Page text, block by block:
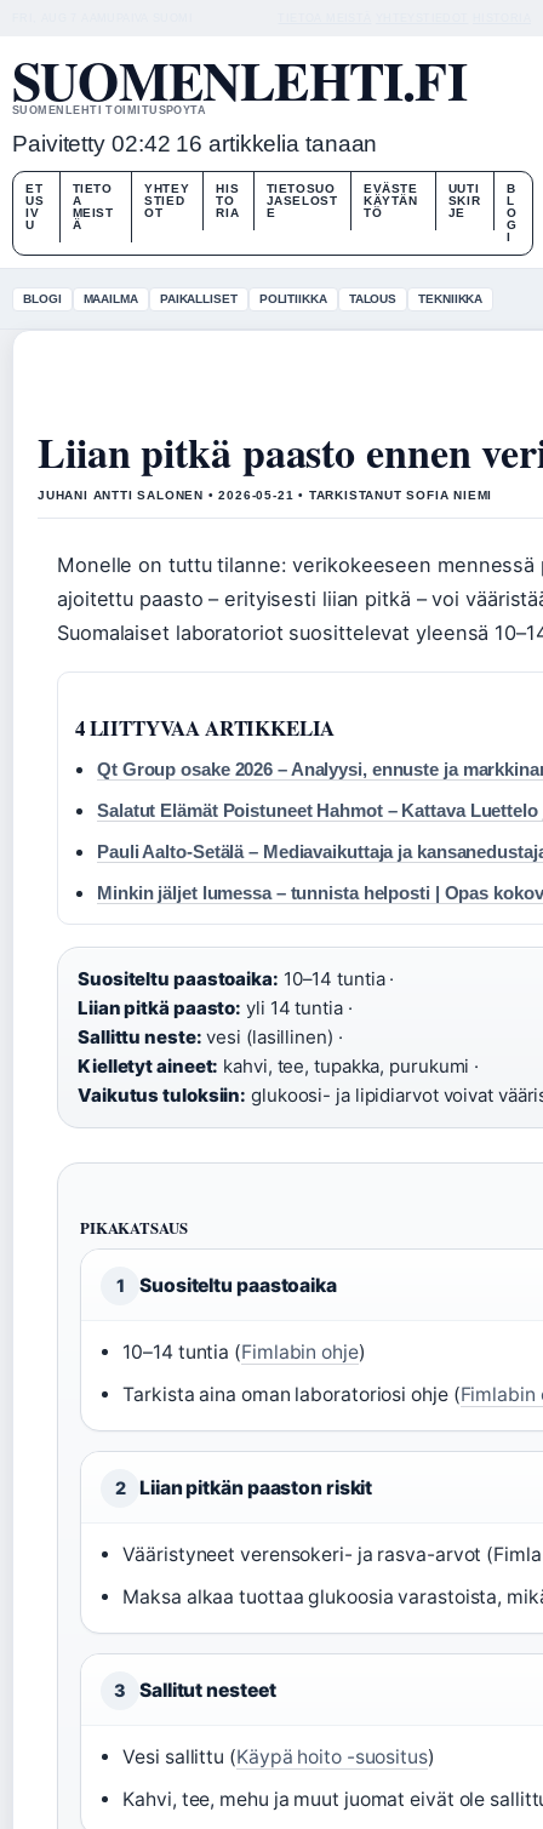
SUOMENLEHTI.FI
SUOMENLEHTI TOIMITUSPOYTA
Paivitetty 02:42 16 artikkelia tanaan
ET
US
IV
U
TIETO
A
MEIST
Ä
YHTEY
STIED
OT
HIS
TO
RIA
TIETOSUO
JASELOST
E
EVÄSTE
KÄYTÄN
TÖ
UUTI
SKIR
JE
B
L
O
G
I
BLOGI MAAILMA PAIKALLISET POLITIIKKA TALOUS TEKNIIKKA
Liian pitkä paasto ennen
JUHANI ANTTI SALONEN • 2026-05-21 • TARKISTANUT SOFIA NIEMI
Monelle on tuttu tilanne: verikokeeseen
ajoitettu paasto – erityisesti liian pitkä – voi
Suomalaiset laboratoriot suosittelevat yleensä
4 LIITTYVAA ARTIKKELIA
Qt Group osake 2026 – Analyysi, ennuste ja
Salatut Elämät Poistuneet Hahmot – Kattava Luettelo
Pauli Aalto-Setälä – Mediavaikuttaja ja
Minkin jäljet lumessa – tunnista helposti | Opas
Suositeltu paastoaika: 10–14 tuntia ·
Liian pitkä paasto: yli 14 tuntia ·
Sallittu neste: vesi (lasillinen) ·
Kielletyt aineet: kahvi, tee, tupakka, purukumi ·
Vaikutus tuloksiin: glukoosi- ja lipidiarvot voivat
PIKAKATSAUS
1 Suositeltu paastoaika
10–14 tuntia (Fimlabin ohje)
Tarkista aina oman laboratoriosi ohje (Fimlabin
2 Liian pitkän paaston riskit
Vääristyneet verensokeri- ja rasva-arvot
Maksa alkaa tuottaa glukoosia varastoista,
3 Sallitut nesteet
Vesi sallittu (Käypä hoito -suositus)
Kahvi, tee, mehu ja muut juomat eivät ole